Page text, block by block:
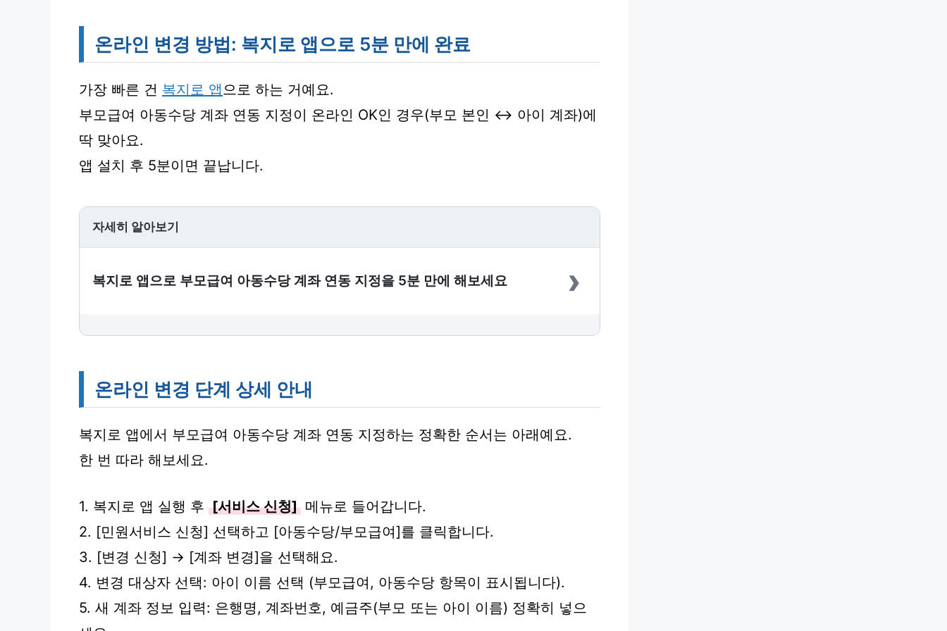
온라인 변경 방법: 복지로 앱으로 5분 만에 완료
가장 빠른 건 복지로 앱으로 하는 거예요.
부모급여 아동수당 계좌 연동 지정이 온라인 OK인 경우(부모 본인 ↔ 아이 계좌)에
딱 맞아요.
앱 설치 후 5분이면 끝납니다.
자세히 알아보기
복지로 앱으로 부모급여 아동수당 계좌 연동 지정을 5분 만에 해보세요 ›
온라인 변경 단계 상세 안내
복지로 앱에서 부모급여 아동수당 계좌 연동 지정하는 정확한 순서는 아래예요.
한 번 따라 해보세요.
1. 복지로 앱 실행 후 [서비스 신청] 메뉴로 들어갑니다.
2. [민원서비스 신청] 선택하고 [아동수당/부모급여]를 클릭합니다.
3. [변경 신청] → [계좌 변경]을 선택해요.
4. 변경 대상자 선택: 아이 이름 선택 (부모급여, 아동수당 항목이 표시됩니다).
5. 새 계좌 정보 입력: 은행명, 계좌번호, 예금주(부모 또는 아이 이름) 정확히 넣으